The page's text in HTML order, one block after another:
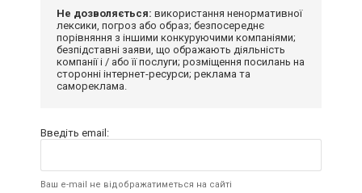
Не дозволяється: використання ненормативної
лексики, погроз або образ; безпосереднє
порівняння з іншими конкуруючими компаніями;
безпідставні заяви, що ображають діяльність
компанії і / або її послуги; розміщення посилань на
сторонні інтернет-ресурси; реклама та
самореклама.
Введіть email:
Ваш e-mail не відображатиметься на сайті